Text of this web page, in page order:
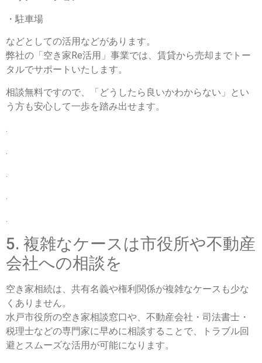
・駐車場
などとしての活用などがあります。
弊社の「空き家Re活用」事業では、賃貸から売却までトー
タルでサポートいたします。
相談無料ですので、「どうしたら良いかわからない」とい
う方も安心して一歩を踏み出せます。
.
.
.
.
5. 複雑なケースは市役所や不動産
会社への相談を
空き家相続は、共有名義や権利関係が複雑なケースも少な
くありません。
水戸市役所の空き家相談窓口や、不動産会社・司法書士・
税理士などの専門家に早めに相談することで、トラブル回
避とスムーズな活用が可能になります。